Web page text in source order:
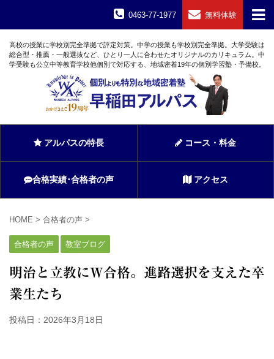
無料体験
0463-77-1977
高校の授業に学校別完全準拠で評定対策。中学の授業も学校別完全準拠。大学受験は
総合型・推薦・一般選抜など、ひとり一人に合わせたオリジナルのカリキュラム。中
学受験も公立中等教育学校他個別で対応する、地域密着19年の個別学習塾・予備校。
アルパスの特長 コース・料金
合格実績･合格者の声 アクセス
HOME > 合格者の声 >
合格者の声 教室ブログ
明治と立教にW合格。進路選択を支えた卒
業生たち
投稿日： 2026年3月18日